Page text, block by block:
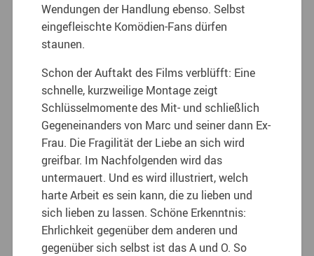
Wendungen der Handlung ebenso. Selbst
eingefleischte Komödien-Fans dürfen
staunen.
Schon der Auftakt des Films verblüfft: Eine
schnelle, kurzweilige Montage zeigt
Schlüsselmomente des Mit- und schließlich
Gegeneinanders von Marc und seiner dann Ex-
Frau. Die Fragilität der Liebe an sich wird
greifbar. Im Nachfolgenden wird das
untermauert. Und es wird illustriert, welch
harte Arbeit es sein kann, die zu lieben und
sich lieben zu lassen. Schöne Erkenntnis:
Ehrlichkeit gegenüber dem anderen und
gegenüber sich selbst ist das A und O. So